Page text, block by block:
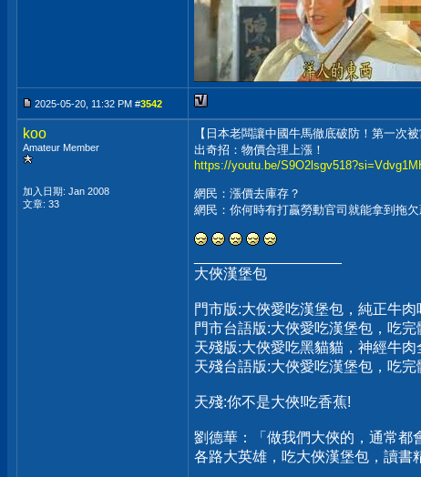
2025-05-20, 11:32 PM #3542
koo
Amateur Member
加入日期: Jan 2008
文章: 33
【日本老闆讓中國牛馬徹底破防！第一次
出奇招：物價合理上漲！
https://youtu.be/
網民：漲價去庫存？
網民：你何時有打贏勞動官司就能拿到拖欠
大俠漢堡包
門市版:大俠愛吃漢堡包，純正牛
門市台語版:大俠愛吃漢堡包，吃
天殘版:大俠愛吃黑貓貓，神經牛
天殘台語版:大俠愛吃漢堡包，吃
天殘:你不是大俠!吃香蕉!
劉德華：「做我們大俠的，通常都
各路大英雄，吃大俠漢堡包，讀書